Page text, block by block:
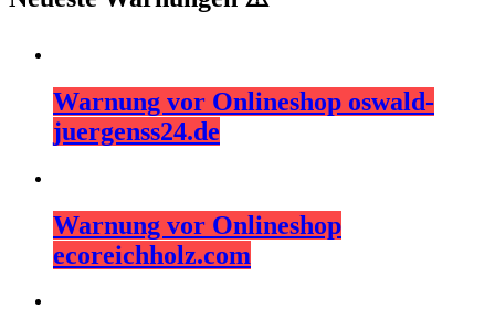
Warnung vor Onlineshop oswald-
juergenss24.de
Warnung vor Onlineshop
ecoreichholz.com